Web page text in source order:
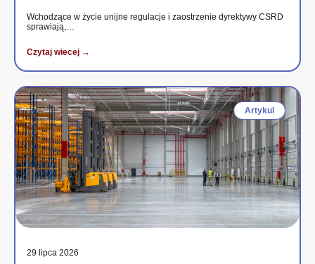
Wchodzące w życie unijne regulacje i zaostrzenie dyrektywy CSRD
sprawiają,…
Czytaj wiecej →
Artykul
29 lipca 2026